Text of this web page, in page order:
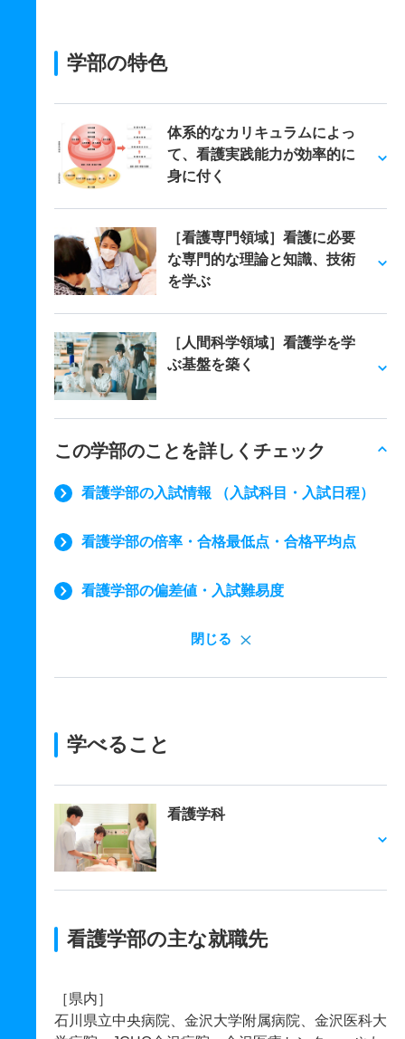
学部の特色
体系的なカリキュラムによっ
て、看護実践能力が効率的に
身に付く
［看護専門領域］看護に必要
な専門的な理論と知識、技術
を学ぶ
［人間科学領域］看護学を学
ぶ基盤を築く
この学部のことを詳しくチェック
看護学部の入試情報 （入試科目・入試日程）
看護学部の倍率・合格最低点・合格平均点
看護学部の偏差値・入試難易度
閉じる
学べること
看護学科
看護学部の主な就職先
［県内］
石川県立中央病院、金沢大学附属病院、金沢医科大